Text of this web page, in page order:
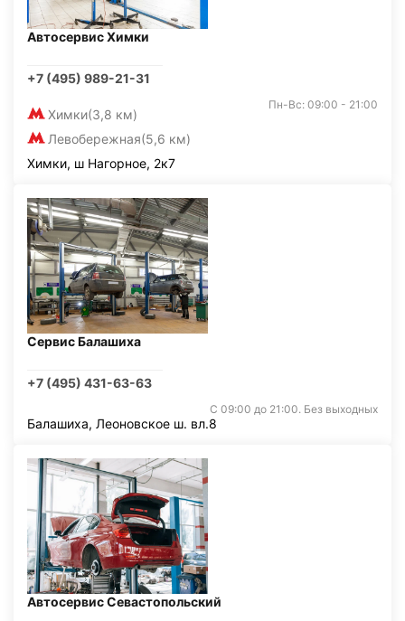
Автосервис Химки
+7 (495) 989-21-31
Химки(3,8 км)
Левобережная(5,6 км)
Пн-Вс: 09:00 - 21:00
Химки, ш Нагорное, 2к7
Сервис Балашиха
+7 (495) 431-63-63
С 09:00 до 21:00. Без выходных
Балашиха, Леоновское ш. вл.8
Автосервис Севастопольский